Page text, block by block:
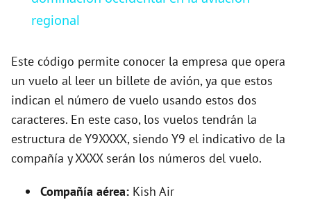
V
i
d
regional
Este código permite conocer la empresa que opera
un vuelo al leer un billete de avión, ya que estos
indican el número de vuelo usando estos dos
caracteres. En este caso, los vuelos tendrán la
estructura de Y9XXXX, siendo Y9 el indicativo de la
compañía y XXXX serán los números del vuelo.
Compañía aérea: Kish Air